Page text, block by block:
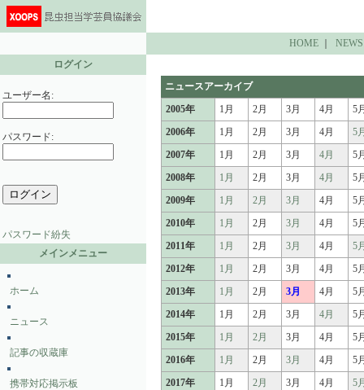
HOME｜ NEWS
ログイン
ユーザー名:
パスワード:
パスワード紛失
メインメニュー
ホーム
ニュース
記事の収蔵庫
携帯対応掲示板
ニュースアーカイブ
2005年
1月 2月 3月 4月
5
2006年
1月 2月 3月 4月
5
2007年
1月 2月 3月 4月
5
2008年
1月 2月 3月 4月
5
2009年
1月 2月 3月 4月
5
2010年
1月 2月 3月 4月
5
2011年
1月 2月 3月 4月
5
2012年
1月 2月 3月 4月
5
2013年
1月 2月 3月 4月
5
2014年
1月 2月 3月 4月
5
2015年
1月 2月 3月 4月
5
2016年
1月 2月 3月 4月
5
2017年
1月 2月 3月 4月
5